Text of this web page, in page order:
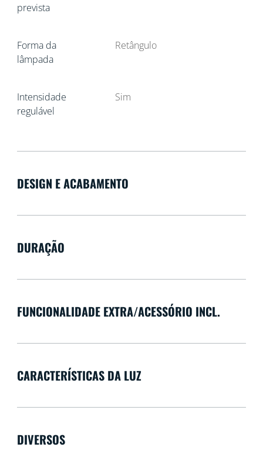
prevista
Forma da
lâmpada
Retângulo
Intensidade
regulável
Sim
DESIGN E ACABAMENTO
DURAÇÃO
FUNCIONALIDADE EXTRA/ACESSÓRIO INCL.
CARACTERÍSTICAS DA LUZ
DIVERSOS